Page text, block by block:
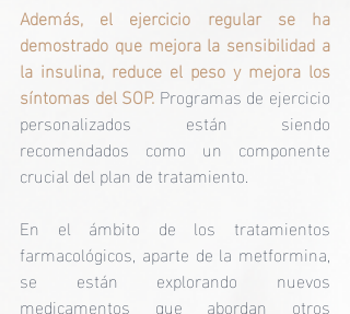
Además, el ejercicio regular se ha
demostrado que mejora la sensibilidad a
la insulina, reduce el peso y mejora los
síntomas del SOP. Programas de ejercicio
personalizados están siendo
recomendados como un componente
crucial del plan de tratamiento.
En el ámbito de los tratamientos
farmacológicos, aparte de la metformina,
se están explorando nuevos
medicamentos que abordan otros